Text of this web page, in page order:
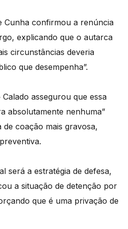
Cunha confirmou a renúncia
explicando que o autarca
circunstâncias deveria
que desempenha”.
assegurou que essa
absolutamente nenhuma”
de coação mais gravosa,
será a estratégia de defesa,
a situação de detenção por
que é uma privação de